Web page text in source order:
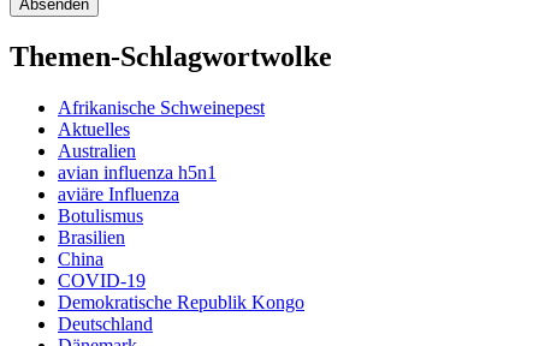
Themen-Schlagwortwolke
Afrikanische Schweinepest
Aktuelles
Australien
avian influenza h5n1
aviäre Influenza
Botulismus
Brasilien
China
COVID-19
Demokratische Republik Kongo
Deutschland